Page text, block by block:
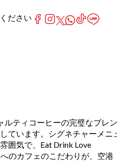
ルティコーヒーの完璧なブレン
ています。シグネチャーメニ
囲気で、Eat Drink Love
のカフェのこだわりが、空港
ださい